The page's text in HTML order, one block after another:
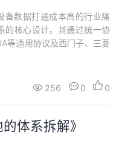
备数据打通成本高的行业痛
的核心设计。其通过统一协
等通用协议及西门子、三菱
256 0 0
体系拆解》